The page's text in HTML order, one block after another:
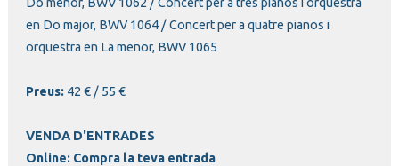
en Do major, BWV 1064 / Concert per a quatre pianos i
orquestra en La menor, BWV 1065
Preus: 42 € / 55 €
VENDA D'ENTRADES
Online: Compra la teva entrada